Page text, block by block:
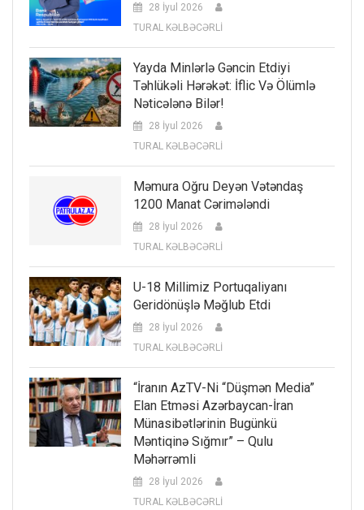
28 İyul 2026
TURAL KƏLBƏCƏRLİ
Yayda Minlərlə Gəncin Etdiyi
Təhlükəli Hərəkət: İflic Və Ölümlə
Nəticələnə Bilər!
28 İyul 2026
TURAL KƏLBƏCƏRLİ
Məmura Oğru Deyən Vətəndaş
1200 Manat Cərimələndi
28 İyul 2026
TURAL KƏLBƏCƏRLİ
U-18 Millimiz Portuqaliyanı
Geridönüşlə Məğlub Etdi
28 İyul 2026
TURAL KƏLBƏCƏRLİ
“İranın AzTV-Ni “düşmən Media”
Elan Etməsi Azərbaycan-İran
Münasibətlərinin Bugünkü
Məntiqinə Sığmır” – Qulu
Məhərrəmli
28 İyul 2026
TURAL KƏLBƏCƏRLİ